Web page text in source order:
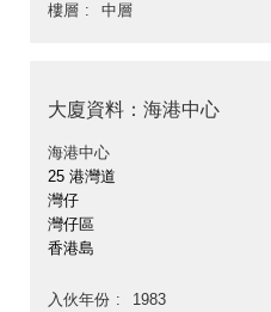
樓層
中層
大廈資料：海港中心
海港中心
25 港灣道
灣仔
灣仔區
香港島
入伙年份
1983